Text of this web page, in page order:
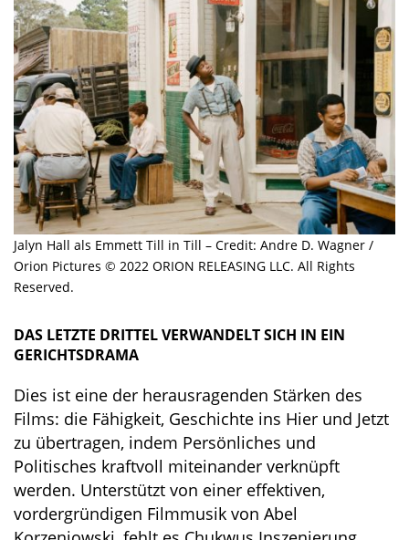
Jalyn Hall als Emmett Till in Till – Credit: Andre D. Wagner /
Orion Pictures © 2022 ORION RELEASING LLC. All Rights
Reserved.
DAS LETZTE DRITTEL VERWANDELT SICH IN EIN
GERICHTSDRAMA
Dies ist eine der herausragenden Stärken des
Films: die Fähigkeit, Geschichte ins Hier und Jetzt
zu übertragen, indem Persönliches und
Politisches kraftvoll miteinander verknüpft
werden. Unterstützt von einer effektiven,
vordergründigen Filmmusik von Abel